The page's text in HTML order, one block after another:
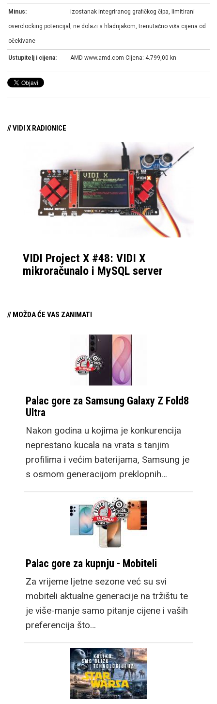
Minus: izostanak integriranog grafičkog čipa, limitirani
overclocking potencijal, ne dolazi s hladnjakom, trenutačno viša cijena od
očekivane
Ustupitelj i cijena: AMD www.amd.com Cijena: 4.799,00 kn
// VIDI X RADIONICE
VIDI Project X #48: VIDI X
mikroračunalo i MySQL server
// MOŽDA ĆE VAS ZANIMATI
Palac gore za Samsung Galaxy Z Fold8
Ultra
Nakon godina u kojima je konkurencija
neprestano kucala na vrata s tanjim
profilima i većim baterijama, Samsung je
s osmom generacijom preklopnih…
Palac gore za kupnju - Mobiteli
Za vrijeme ljetne sezone već su svi
mobiteli aktualne generacije na tržištu te
je više-manje samo pitanje cijene i vaših
preferencija što…